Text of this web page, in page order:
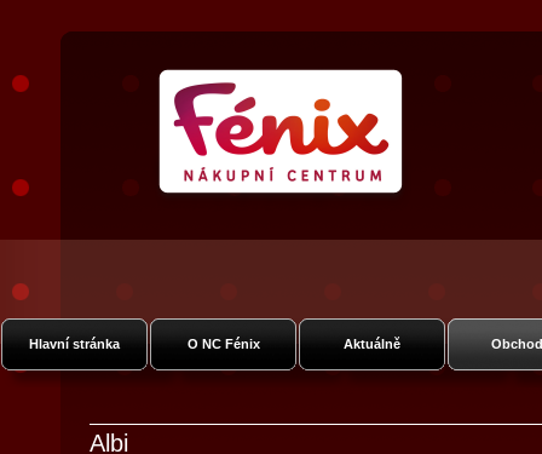
Nákupní Galerie Fénix
Vysočanská
Hlavní stránka O NC Fénix Aktuálně
Albi